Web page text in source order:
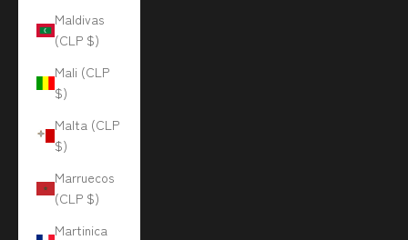
Maldivas
(CLP $)
Mali (CLP
$)
Malta (CLP
$)
Marruecos
(CLP $)
Martinica